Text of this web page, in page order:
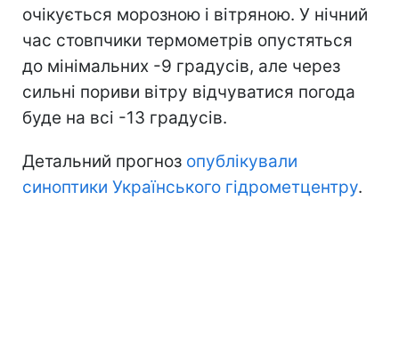
очікується морозною і вітряною. У нічний
час стовпчики термометрів опустяться
до мінімальних -9 градусів, але через
сильні пориви вітру відчуватися погода
буде на всі -13 градусів.
Детальний прогноз опублікували
синоптики Українського гідрометцентру.